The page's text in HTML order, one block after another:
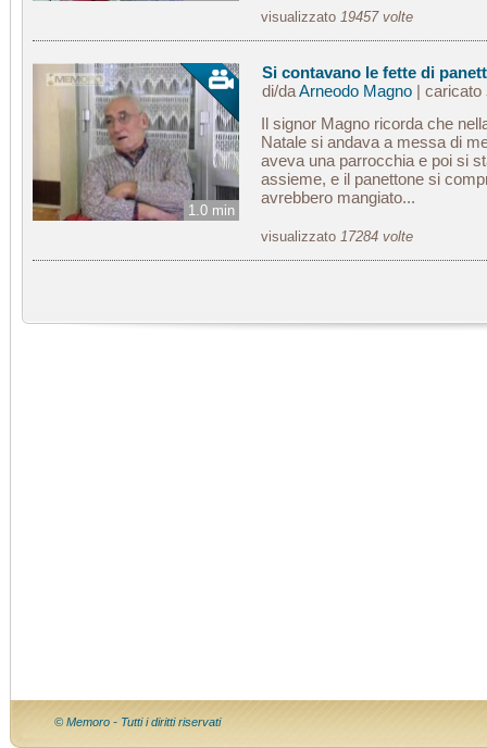
visualizzato 19457 volte
1.0 min
Si contavano le fette di
di/daArneodo Magno| caricato
Il signor Magno ricorda che
Natale si andava a messa di
aveva una parrocchia e poi si
assieme, e il panettone si
avrebbero mangiato...
visualizzato 17284 volte
© Memoro - Tutti i diritti riservati